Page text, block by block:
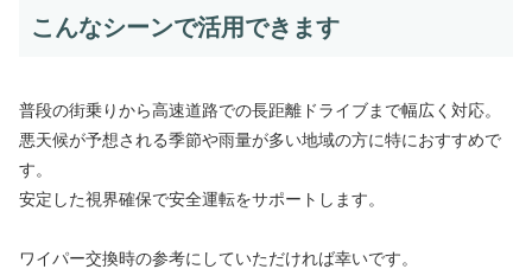
こんなシーンで活用できます
普段の街乗りから高速道路での長距離ドライブまで幅広く対応。
悪天候が予想される季節や雨量が多い地域の方に特におすすめで
す。
安定した視界確保で安全運転をサポートします。
ワイパー交換時の参考にしていただければ幸いです。